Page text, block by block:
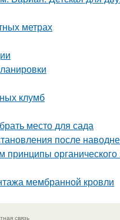
метрах
клумб
место для сада
после
мембранной кровли
связь